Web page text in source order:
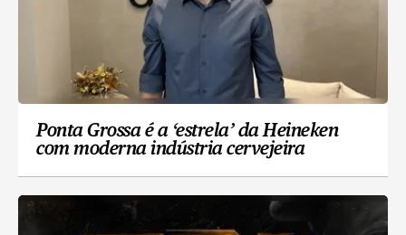
Ponta Grossa é a ‘estrela’ da Heineken
com moderna indústria cervejeira